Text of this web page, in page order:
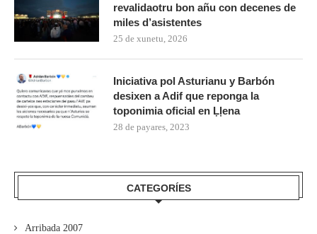
revalidaotru bon añu con decenes de
miles d’asistentes
25 de xunetu, 2026
Iniciativa pol Asturianu y Barbón
desixen a Adif que reponga la
toponimia oficial en Ḷḷena
28 de payares, 2023
CATEGORÍES
Arribada 2007